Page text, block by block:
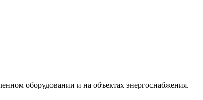
оборудовании и на объектах энергоснабжения.